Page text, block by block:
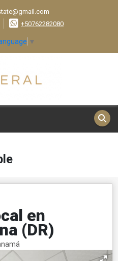
+50762282080
▼
en
(DR)